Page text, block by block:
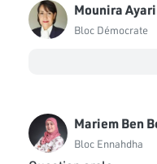
Mounira Ayari
Bloc Démocrate
Mariem Ben
Bloc Ennahdha